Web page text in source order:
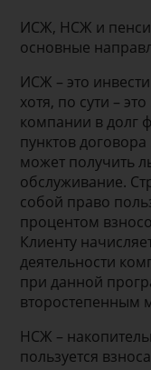
ИСЖ, НСЖ и
основные
ИСЖ – это
хотя, по сути –
компании в долг
пунктов
может получить
обслуживание.
собой право
процентом
Клиенту
деятельности
при данной
второстепенным
НСЖ –
пользуется